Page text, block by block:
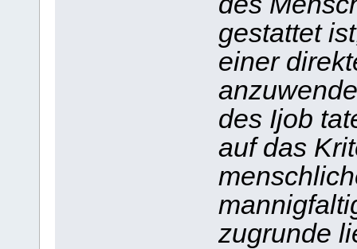
gestattet
einer
des Ijob
auf das
zugrunde